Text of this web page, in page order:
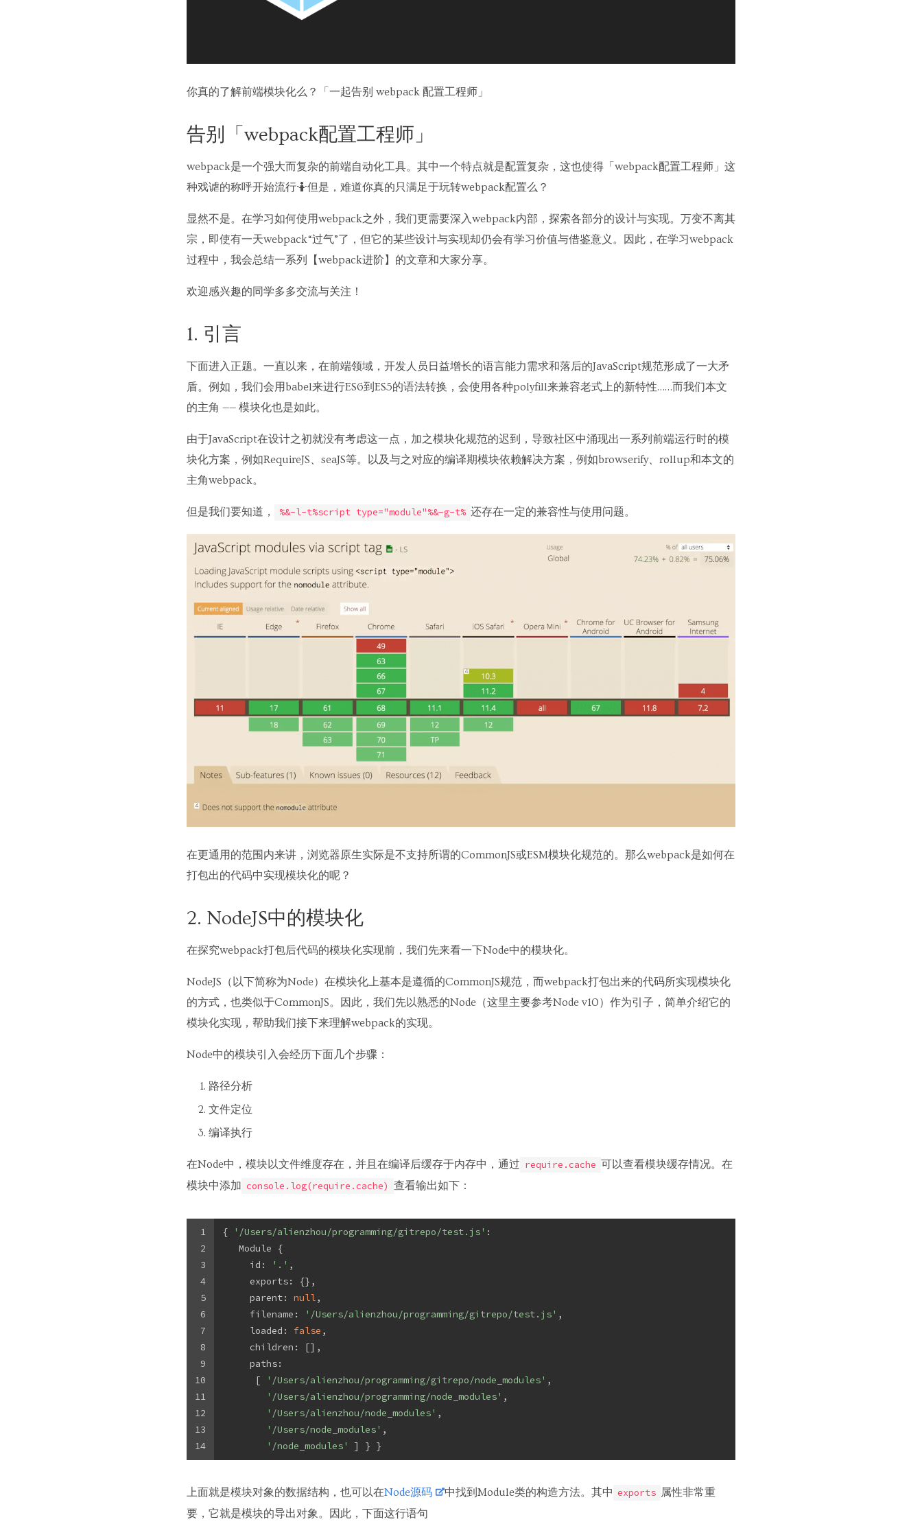
你真的了解前端模块化么？「一起告别 webpack 配置工程师」
告别「webpack配置工程师」
webpack是一个强大而复杂的前端自动化工具。其中一个特点就是配置复杂，这也使得「webpack配置工程师」这
种戏谑的称呼开始流行🤷但是，难道你真的只满足于玩转webpack配置么？
显然不是。在学习如何使用webpack之外，我们更需要深入webpack内部，探索各部分的设计与实现。万变不离其
宗，即使有一天webpack“过气”了，但它的某些设计与实现却仍会有学习价值与借鉴意义。因此，在学习webpack
过程中，我会总结一系列【webpack进阶】的文章和大家分享。
欢迎感兴趣的同学多多交流与关注！
1. 引言
下面进入正题。一直以来，在前端领域，开发人员日益增长的语言能力需求和落后的JavaScript规范形成了一大矛
盾。例如，我们会用babel来进行ES6到ES5的语法转换，会使用各种polyfill来兼容老式上的新特性……而我们本文
的主角 —— 模块化也是如此。
由于JavaScript在设计之初就没有考虑这一点，加之模块化规范的迟到，导致社区中涌现出一系列前端运行时的模
块化方案，例如RequireJS、seaJS等。以及与之对应的编译期模块依赖解决方案，例如browserify、rollup和本文的
主角webpack。
但是我们要知道， %&-l-t%script type="module"%&-g-t% 还存在一定的兼容性与使用问题。
在更通用的范围内来讲，浏览器原生实际是不支持所谓的CommonJS或ESM模块化规范的。那么webpack是如何在
打包出的代码中实现模块化的呢？
2. NodeJS中的模块化
在探究webpack打包后代码的模块化实现前，我们先来看一下Node中的模块化。
NodeJS（以下简称为Node）在模块化上基本是遵循的CommonJS规范，而webpack打包出来的代码所实现模块化
的方式，也类似于CommonJS。因此，我们先以熟悉的Node（这里主要参考Node v10）作为引子，简单介绍它的
模块化实现，帮助我们接下来理解webpack的实现。
Node中的模块引入会经历下面几个步骤：
路径分析
文件定位
编译执行
在Node中，模块以文件维度存在，并且在编译后缓存于内存中，通过 require.cache 可以查看模块缓存情况。在
模块中添加 console.log(require.cache) 查看输出如下：
1
2
3
4
5
6
7
8
9
10
11
12
13
14
{ '/Users/alienzhou/programming/gitrepo/test.js' :
   Module {
     id:
'.' ,
     exports: {},
     parent:
null,
     filename:
'/Users/alienzhou/programming/gitrepo/test.js' ,
     loaded:
false ,
     children: [],
     paths:
      [
'/Users/alienzhou/programming/gitrepo/node_modules' ,
'/Users/alienzhou/programming/node_modules' ,
'/Users/alienzhou/node_modules' ,
'/Users/node_modules' ,
'/node_modules'
] } }
上面就是模块对象的数据结构，也可以在Node源码 中找到Module类的构造方法。其中 exports 属性非常重
要，它就是模块的导出对象。因此，下面这行语句